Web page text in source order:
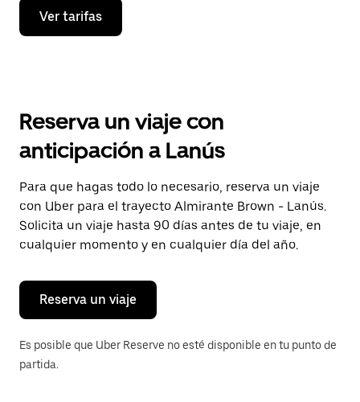
Presiona
flecha
el
y
selecciona
una
fecha.
Presiona
la
tecla Esc
para
el
calendario.
Ver tarifas
Reserva un viaje con
anticipación a Lanús
Para que hagas todo lo necesario, reserva un viaje
con Uber para el trayecto Almirante Brown - Lanús.
Solicita un viaje hasta 90 días antes de tu viaje, en
cualquier momento y en cualquier día del año.
Reserva un viaje
Es posible que Uber Reserve no esté disponible en tu punto de
partida.